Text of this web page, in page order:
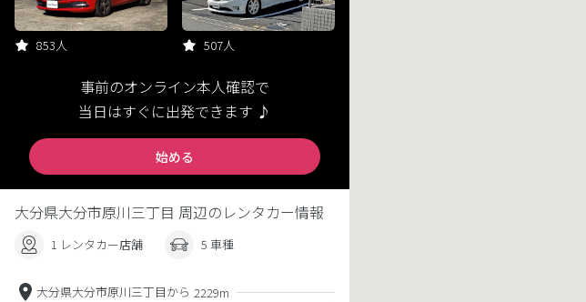
853人 507人
事前のオンライン本人確認で
当日はすぐに出発できます ♪
始める
大分県大分市原川三丁目 周辺のレンタカー情報
1 レンタカー店舗 5 車種
大分県大分市原川三丁目から 2229m